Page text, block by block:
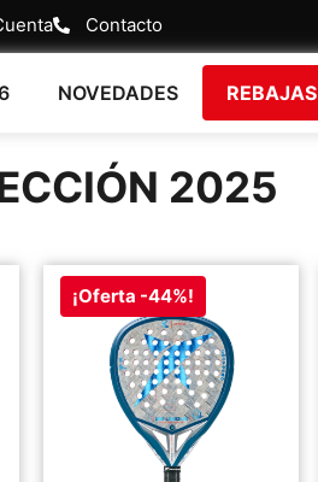
Contacto
NOVEDADES REBAJAS
2025
¡Oferta -44%!